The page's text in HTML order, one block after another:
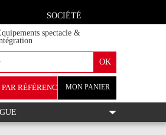
SOCIÉTÉ
spectacle &
MON PANIER
RÉFÉRENCE
+